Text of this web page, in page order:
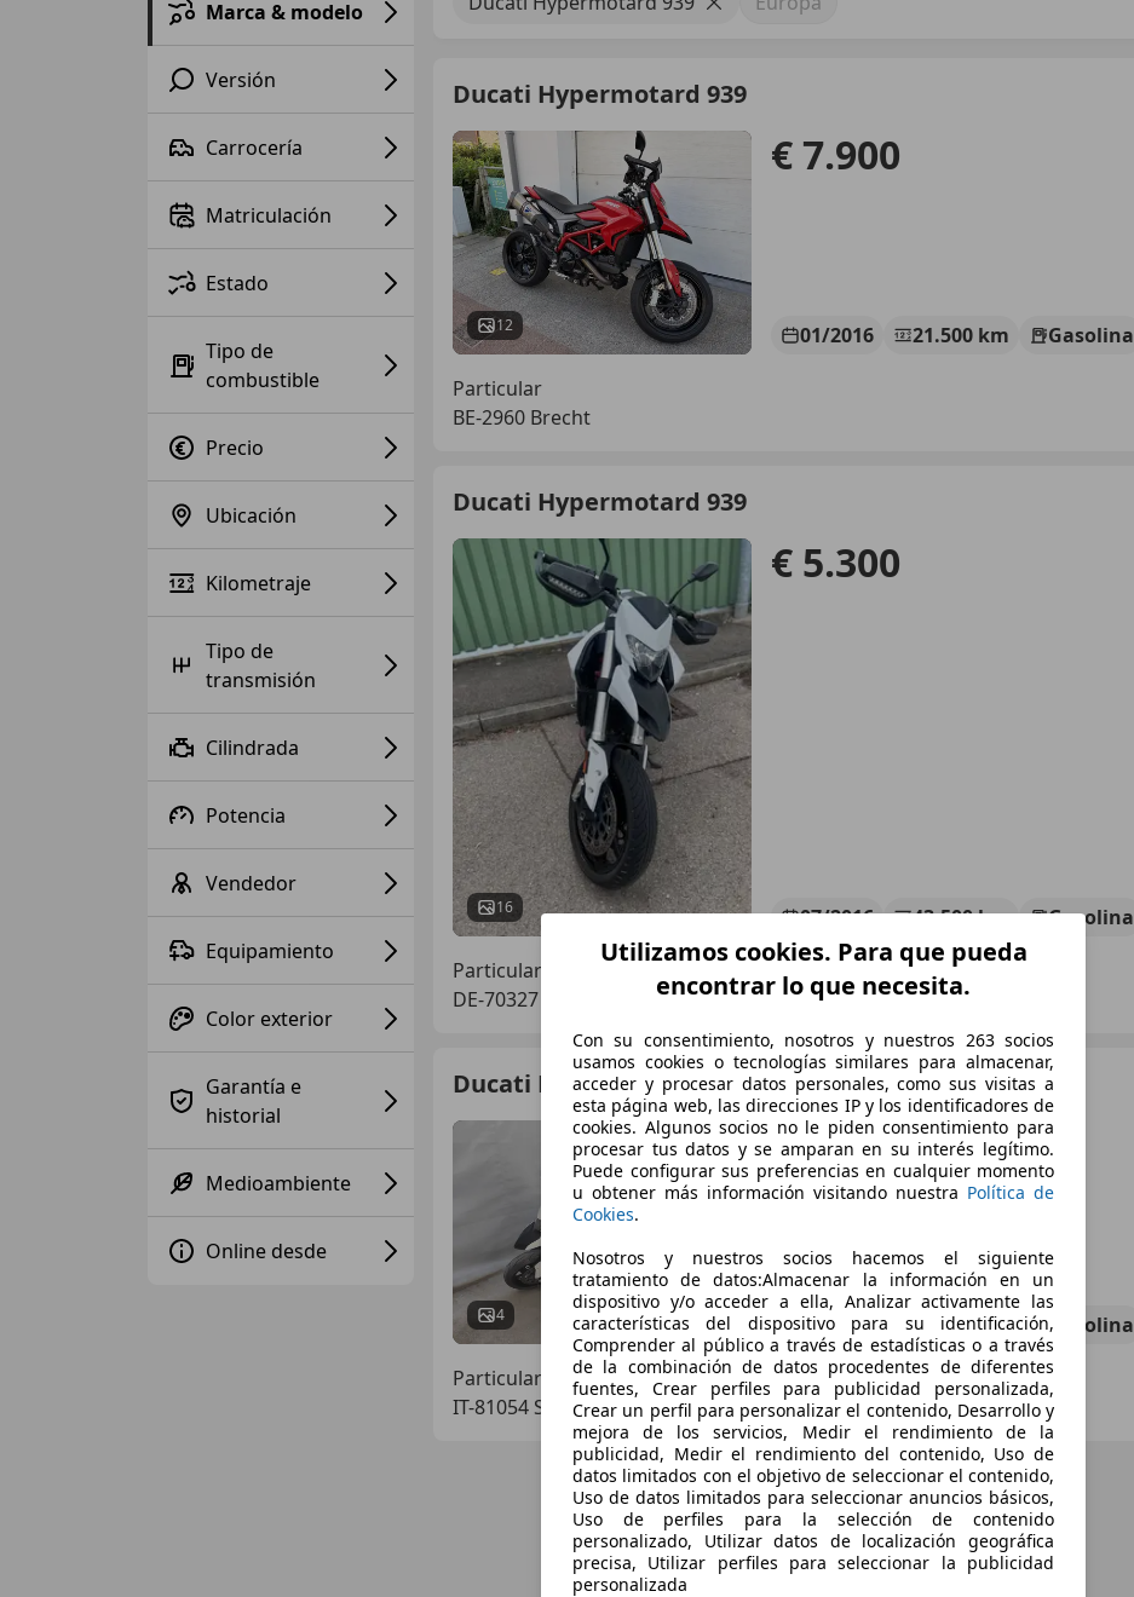
Marca & modelo
Versión
Carrocería
Matriculación
Estado
Tipo de
combustible
Precio
Ubicación
Kilometraje
Tipo de
transmisión
Cilindrada
Potencia
Vendedor
Equipamiento
Color exterior
Garantía e
historial
Medioambiente
Online desde
Ducati Hypermotard 939
12
€ 7.900
01/2016 21.500 km Gasolina
Particular
BE-2960 Brecht
Ducati Hypermotard 939
16
€ 5.300
07/2016 43.500 km Gasolina
Particular
DE-70327 Stuttgart
Ducati Hypermotard 939
4
€ 6.800
06/2016 13.300 km Gasolina
Particular
IT-81054 San Prisco
Utilizamos cookies. Para que pueda
encontrar lo que necesita.
Con su consentimiento, nosotros y nuestros 263 socios
usamos cookies o tecnologías similares para almacenar,
acceder y procesar datos personales, como sus visitas a
esta página web, las direcciones IP y los identificadores de
cookies. Algunos socios no le piden consentimiento para
procesar tus datos y se amparan en su interés legítimo.
Puede configurar sus preferencias en cualquier momento
u obtener más información visitando nuestra Política de
Cookies.
Nosotros y nuestros socios hacemos el siguiente
tratamiento de datos:Almacenar la información en un
dispositivo y/o acceder a ella, Analizar activamente las
características del dispositivo para su identificación,
Comprender al público a través de estadísticas o a través
de la combinación de datos procedentes de diferentes
fuentes, Crear perfiles para publicidad personalizada,
Crear un perfil para personalizar el contenido, Desarrollo y
mejora de los servicios, Medir el rendimiento de la
publicidad, Medir el rendimiento del contenido, Uso de
datos limitados con el objetivo de seleccionar el contenido,
Uso de datos limitados para seleccionar anuncios básicos,
Uso de perfiles para la selección de contenido
personalizado, Utilizar datos de localización geográfica
precisa, Utilizar perfiles para seleccionar la publicidad
personalizada